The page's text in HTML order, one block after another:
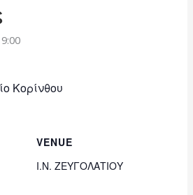
Κορίνθου
VENUE
Ι.Ν. ΖΕΥΓΟΛΑΤΙΟΥ